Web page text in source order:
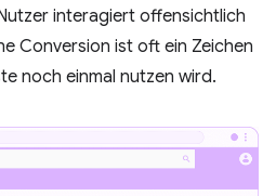
interagiert offensichtlich
Conversion ist oft ein Zeichen
noch einmal nutzen wird.